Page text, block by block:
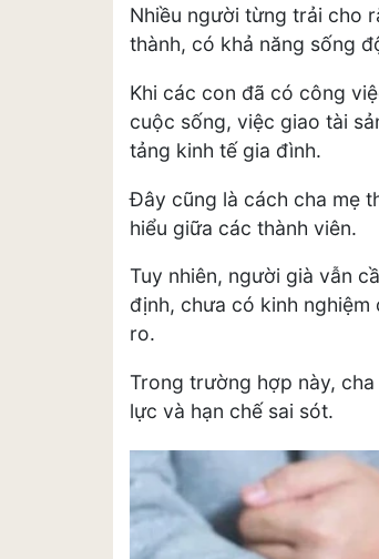
Nhiều người từng trải cho
thành, có khả năng sống
Khi các con đã có công
cuộc sống, việc giao tài
tảng kinh tế gia đình.
Đây cũng là cách cha mẹ
hiểu giữa các thành viên.
Tuy nhiên, người già vẫn
định, chưa có kinh
ro.
Trong trường hợp này,
lực và hạn chế sai sót.